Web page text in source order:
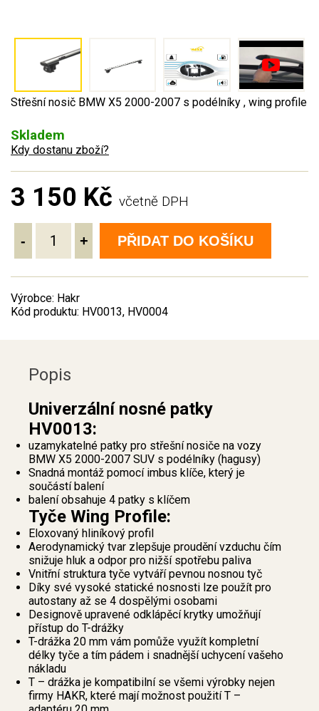
Střešní nosič BMW X5 2000-2007 s podélníky , wing profile
Skladem
Kdy dostanu zboží?
3 150 Kč včetně DPH
- + PŘIDAT DO KOŠÍKU
Výrobce: Hakr
Kód produktu: HV0013, HV0004
Popis
Univerzální nosné patky
HV0013:
uzamykatelné patky pro střešní nosiče na vozy
BMW X5 2000-2007 SUV s podélníky (hagusy)
Snadná montáž pomocí imbus klíče, který je
součástí balení
balení obsahuje 4 patky s klíčem
Tyče Wing Profile:
Eloxovaný hliníkový profil
Aerodynamický tvar zlepšuje proudění vzduchu čím
snižuje hluk a odpor pro nižší spotřebu paliva
Vnitřní struktura tyče vytváří pevnou nosnou tyč
Díky své vysoké statické nosnosti lze použít pro
autostany až se 4 dospělými osobami
Designově upravené odklápěcí krytky umožňují
přístup do T-drážky
T-drážka 20 mm vám pomůže využít kompletní
délky tyče a tím pádem i snadnější uchycení vašeho
nákladu
T – drážka je kompatibilní se všemi výrobky nejen
firmy HAKR, které mají možnost použití T –